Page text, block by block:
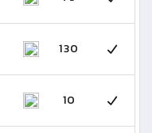
130
10